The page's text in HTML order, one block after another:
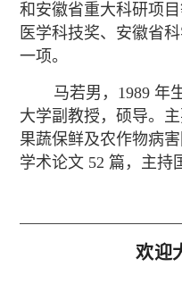
和安徽省重大科研项
医学科技奖、安徽省
一项。
马若男，1989 年
大学副教授，硕导。
果蔬保鲜及农作物病
学术论文 52 篇，主持
欢迎